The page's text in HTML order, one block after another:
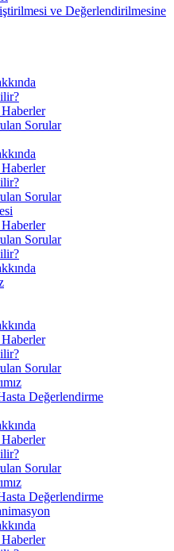
ve Değerlendirilmesine
Sorular
Sorular
Sorular
Sorular
Değerlendirme
Sorular
Değerlendirme